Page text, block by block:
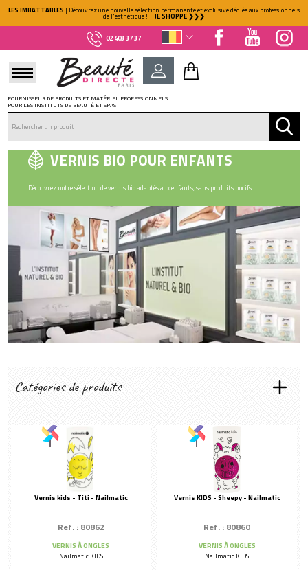
LES IMBATTABLES | Découvrez une nouvelle sélection permanente et exclusive dédiée aux professionnels
de l'esthétique ! JE SHOPPE ❯❯❯
02 403 37 37
NOUVEAU CLIENT ?
Créez votre compte
Créer mon compte
FOURNISSEUR DE PRODUITS ET MATÉRIEL PROFESSIONNELS
POUR LES INSTITUTS DE BEAUTÉ ET SPAS
VERNIS BIO POUR ENFANTS
Découvrez notre sélection de vernis bio adaptés aux enfants, sans produits nocifs.
Catégories de produits
Cires & bandes
Soins avant et après épil
Mains & peau
Entretien
Consommables
SOINS VISAGE
Vernis kids - Titi - Nailmatic
Ref. : 80862
VERNIS À ONGLES
Nailmatic KIDS
Vernis KIDS - Sheepy - Nailmatic
Ref. : 80860
VERNIS À ONGLES
Nailmatic KIDS